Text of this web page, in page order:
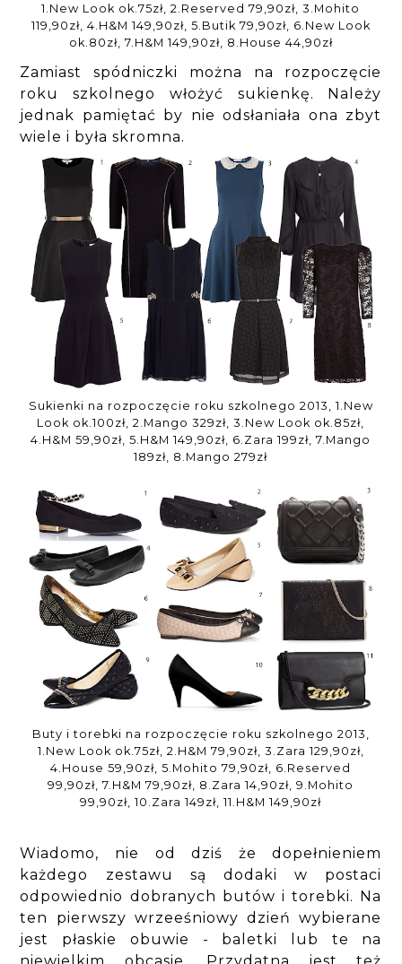
1.New Look ok.75zł, 2.Reserved 79,90zł, 3.Mohito
119,90zł, 4.H&M 149,90zł, 5.Butik 79,90zł, 6.New Look
ok.80zł, 7.H&M 149,90zł, 8.House 44,90zł
Zamiast spódniczki można na rozpoczęcie
roku szkolnego włożyć sukienkę. Należy
jednak pamiętać by nie odsłaniała ona zbyt
wiele i była skromna.
Sukienki na rozpoczęcie roku szkolnego 2013, 1.New
Look ok.100zł, 2.Mango 329zł, 3.New Look ok.85zł,
4.H&M 59,90zł, 5.H&M 149,90zł, 6.Zara 199zł, 7.Mango
189zł, 8.Mango 279zł
Buty i torebki na rozpoczęcie roku szkolnego 2013,
1.New Look ok.75zł, 2.H&M 79,90zł, 3.Zara 129,90zł,
4.House 59,90zł, 5.Mohito 79,90zł, 6.Reserved
99,90zł, 7.H&M 79,90zł, 8.Zara 14,90zł, 9.Mohito
99,90zł, 10.Zara 149zł, 11.H&M 149,90zł
Wiadomo, nie od dziś że dopełnieniem
każdego zestawu są dodaki w postaci
odpowiednio dobranych butów i torebki. Na
ten pierwszy wrzeeśniowy dzień wybierane
jest płaskie obuwie - baletki lub te na